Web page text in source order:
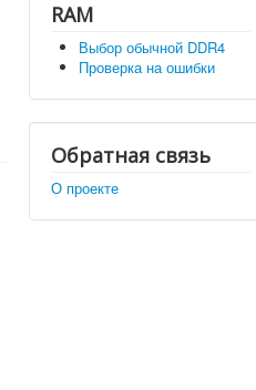
RAM
Выбор обычной DDR4
Проверка на ошибки
Обратная связь
О проекте